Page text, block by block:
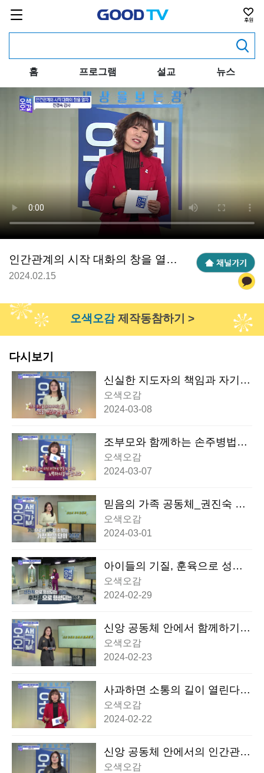
홈 프로그램 설교 뉴스
인간관계의 시작 대화의 창을 열자_
전경숙 강사
2024.02.15
오색오감제작동참하기 >
다시보기
신실한 지도자의 책임과 자기
돌봄_권진숙 교수
오색오감
2024-03-08
조부모와 함께하는 손주병법_
전경숙 강사
오색오감
2024-03-07
믿음의 가족 공동체_권진숙 교
수
오색오감
2024-03-01
아이들의 기질, 훈육으로 성장
한다_전경숙 강사
오색오감
2024-02-29
신앙 공동체 안에서 함께하기_
권진숙 교수
오색오감
2024-02-23
사과하면 소통의 길이 열린다_
전경숙 강사
오색오감
2024-02-22
신앙 공동체 안에서의 인간관계
_권진숙 교수
오색오감